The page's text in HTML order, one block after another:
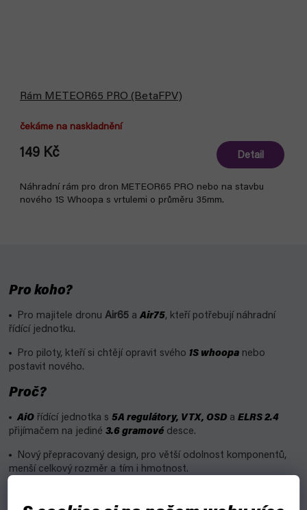
Rám METEOR65 PRO (BetaFPV)
čekáme na naskladnění
149 Kč Detail
Náhradní rám pro dron METEOR65 PRO nebo na stavbu
nového 1S Whoopa s vrtulemi o průměru 35mm.
Pro koho?
Pro majitele dronu Air65 aAir75, kteří potřebují náhradní
řídící jednotku.
Pro piloty, kteří si chtějí opravit svého 1S whoopa nebo
postavit nového.
Proč?
AiO řídící jednotka s 5A regulátory, VTX, OSD a ELRS 2.4
přijímačem na jediné 3.6 gramové desce.
Nový přepracovaný design, pro větší odolnost komponentů,
menší celkový rozměr a tím i hmotnost.
přináší 55% zvýšení výpočetního výkonu, čímž předčí F411.